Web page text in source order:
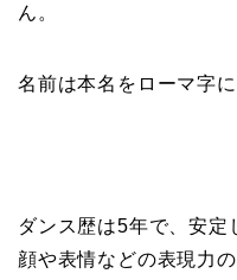
ん。
名前は本名をローマ字
ダンス歴は5年で、安
顔や表情などの表現力